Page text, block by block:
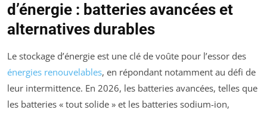
d’énergie : batteries avancées et
alternatives durables
Le stockage d’énergie est une clé de voûte pour l’essor des
énergies renouvelables, en répondant notamment au défi de
leur intermittence. En 2026, les batteries avancées, telles que
les batteries « tout solide » et les batteries sodium-ion,